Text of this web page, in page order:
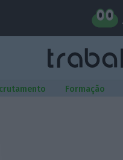
Formação